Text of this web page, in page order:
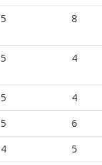
5 8
5 4
5
4
5
6
4
5